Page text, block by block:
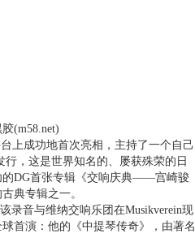
(m58.net)
上成功地首次亮相，主持了一个自己
行，这是世界知名的、屡获殊荣的日
的DG首张专辑《交响庆典——宫崎骏
典专辑之一。
录音与维纳交响乐团在Musikverein现
首演：他的《中提琴传奇》，由著名